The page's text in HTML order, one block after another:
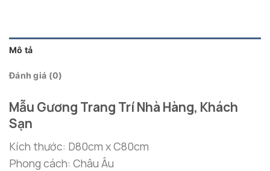
Mô tả
Đánh giá (0)
Mẫu Gương Trang Trí Nhà Hàng, Khách
Sạn
Kích thước: D80cm x C80cm
Phong cách: Châu Âu